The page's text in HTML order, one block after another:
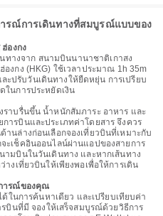
รณ์การเดินทางที่สมบูรณ์แบบของ
องกง
นทางจาก สนามบินนานาชาติเกาสง
งกง (HKG) ใช้เวลาประมาณ 1h 35m
ปรับวันเดินทางให้ยืดหยุ่น การเปรียบ
ในการประหยัดเงิน
ราบรื่นขึ้น น้ำหนักสัมภาระ อาหาร และ
ารบินและประเภทค่าโดยสาร จึงควร
านล่างก่อนเลือกจองเที่ยวบินที่เหมาะกับ
ะเช็คอินออนไลน์ผ่านแอปของสายการ
ามบินในวันเดินทาง และหากเส้นทาง
างเที่ยวบินให้เพียงพอเพื่อให้การเดิน
ารณ์ของคุณ
ในการค้นหาเดียว และเปรียบเทียบค่า
รบินที่มี จองให้เสร็จสมบูรณ์ด้วยวิธีการ